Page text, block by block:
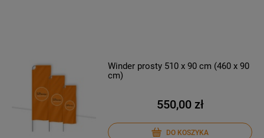
Winder prosty 510 x 90 cm (460 x 90
cm)
550,00 zł
DO KOSZYKA